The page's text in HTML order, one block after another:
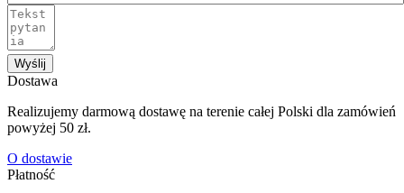
Wyślij
Dostawa
Realizujemy darmową dostawę na terenie całej Polski dla zamówień
powyżej 50 zł.
O dostawie
Płatność